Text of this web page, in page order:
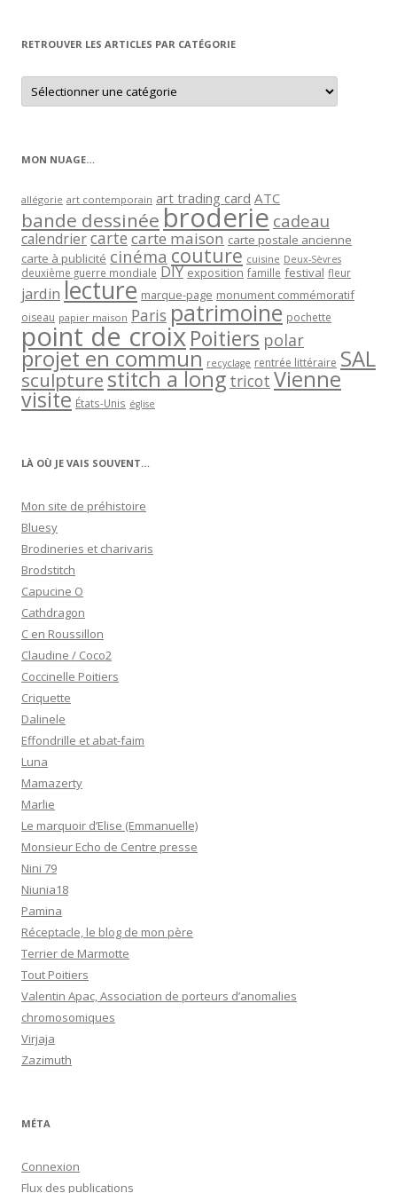
RETROUVER LES ARTICLES PAR CATÉGORIE
Retrouver
les
articles
MON NUAGE…
allégorie art contemporain art trading card ATC
bande dessinée broderie cadeau
calendriercartecarte maison carte postale ancienne
carte à publicité cinéma couture cuisine Deux-Sèvres
deuxième guerre mondiale DIY exposition famille festival fleur
jardin lecture marque-page monument commémoratif
oiseau papier maison Paris patrimoine pochette
point de croixPoitiers polar
projet en commun recyclage rentrée littéraire SAL
sculpturestitch a long tricot Vienne
visite États-Unis église
LÀ OÙ JE VAIS SOUVENT…
Mon site de préhistoire
Bluesy
Brodineries et charivaris
Brodstitch
Capucine O
Cathdragon
C en Roussillon
Claudine / Coco2
Coccinelle Poitiers
Criquette
Dalinele
Effondrille et abat-faim
Luna
Mamazerty
Marlie
Le marquoir d’Elise (Emmanuelle)
Monsieur Echo de Centre presse
Nini 79
Niunia18
Pamina
Réceptacle, le blog de mon père
Terrier de Marmotte
Tout Poitiers
Valentin Apac, Association de porteurs d’anomalies
chromosomiques
Virjaja
Zazimuth
MÉTA
Connexion
Flux des publications